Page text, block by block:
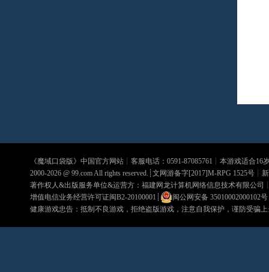
《魔域口袋版》中国官方网站┊客服电话：0591-87085761┊本游戏适合16
2000-2026 @ 99.comAll rights reserved.┊文网游备字[2017]M-RPG 1525号┊
著作权人&出版服务单位&运营方：福建网龙计算机网络信息技术有限公司
增值电信业务经营许可证闽B2-20100001 ┊ 闽公网安备 35010002000102号
健康游戏忠告：抵制不良游戏，拒绝盗版游戏，注意自我保护，谨防受骗